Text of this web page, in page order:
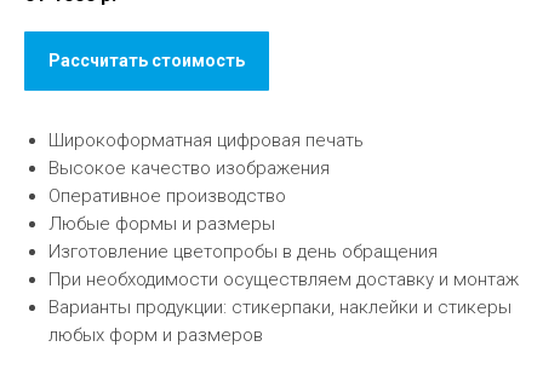
Рассчитать стоимость
Широкоформатная цифровая печать
Высокое качество изображения
Оперативное производство
Любые формы и размеры
Изготовление цветопробы в день обращения
При необходимости осуществляем доставку и монтаж
Варианты продукции: стикерпаки, наклейки и стикеры
любых форм и размеров